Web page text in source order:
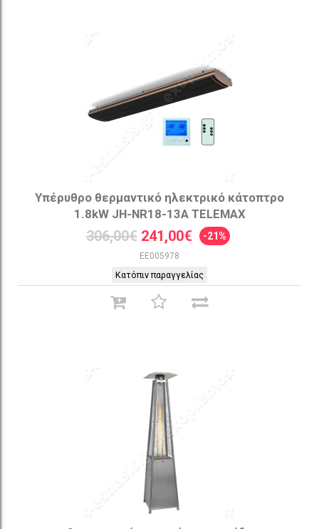
Υπέρυθρο θερμαντικό ηλεκτρικό κάτοπτρο
1.8kW JH-NR18-13A TELEMAX
306,00€ 241,00€ -21%
EE005978
Κατόπιν παραγγελίας